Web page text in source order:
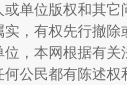
或单位版权和其它
实，有权先行撤
位，本网根据有
何公民都有陈述